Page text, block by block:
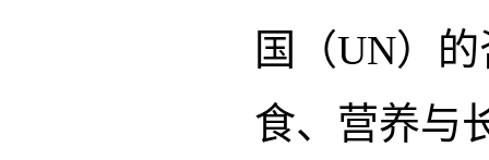
国（UN）
食、营养与